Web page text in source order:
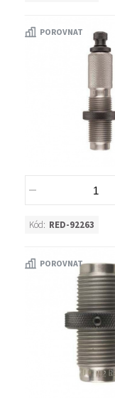
POROVNAT
Kód: RED-92263
POROVNAT